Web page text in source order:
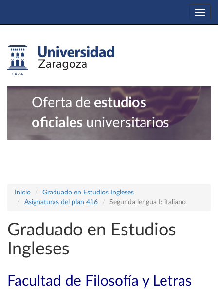
Oferta de estudios
oficiales universitarios
Inicio
Graduado en Estudios Ingleses
Asignaturas del plan 416
Segunda lengua I: italiano
Graduado en Estudios
Ingleses
Facultad de Filosofía y Letras